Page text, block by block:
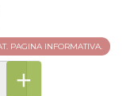
PAGINA INFORMATIVA.
+